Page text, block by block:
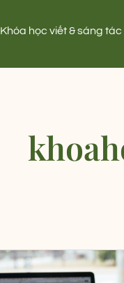
Khóa học viết & sáng tác